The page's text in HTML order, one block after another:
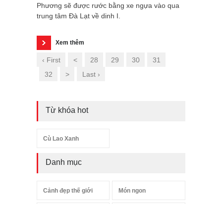
Phương sẽ được rước bằng xe ngựa vào qua
trung tâm Đà Lạt về dinh I.
Xem thêm
‹ First < 28 29 30
31
32
> Last ›
Từ khóa hot
Cù Lao Xanh
Danh mục
Cảnh đẹp thế giới Món ngon